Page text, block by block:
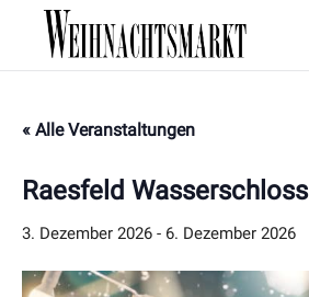
« Alle Veranstaltungen
Raesfeld Wasserschloss
3. Dezember 2026 - 6. Dezember 2026